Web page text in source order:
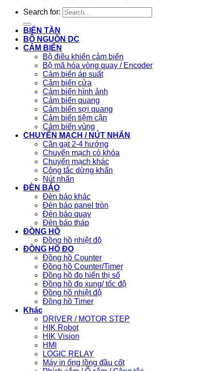
Search for:
BIẾN TẦN
BỘ NGUỒN DC
CẢM BIẾN
Bộ điều khiển cảm biến
Bộ mã hóa vòng quay / Encoder
Cảm biến áp suất
Cảm biến cửa
Cảm biến hình ảnh
Cảm biến quang
Cảm biến sợi quang
Cảm biến tiệm cận
Cảm biến vùng
CHUYỂN MẠCH / NÚT NHẤN
Cần gạt 2-4 hướng
Chuyển mạch có khóa
Chuyển mạch khác
Công tắc dừng khẩn
Nút nhấn
ĐÈN BÁO
Đèn báo khác
Đèn báo panel tròn
Đèn báo quay
Đèn báo tháp
ĐỒNG HỒ
Đồng hồ nhiệt độ
ĐỒNG HỒ ĐO
Đồng hồ Counter
Đồng hồ Counter/Timer
Đồng hồ đo hiển thị số
Đồng hồ đo xung/ tốc độ
Đồng hồ nhiệt độ
Đồng hồ Timer
Khác
DRIVER / MOTOR STEP
HIK Robot
HIK Vision
HMI
LOGIC RELAY
Máy in ống lồng đầu cốt